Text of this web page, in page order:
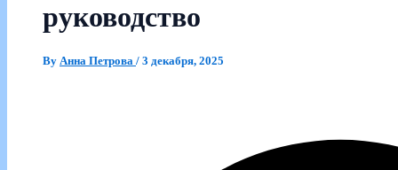
руководство
By Анна Петрова / 3 декабря, 2025